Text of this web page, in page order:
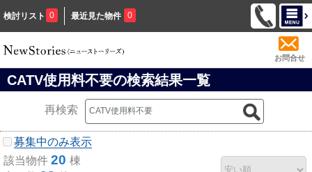
検討リスト 0 最近見た物件 0
お問合せ
CATV使用料不要の検索結果一覧
再検索
募集中のみ表示
該当物件 20 棟